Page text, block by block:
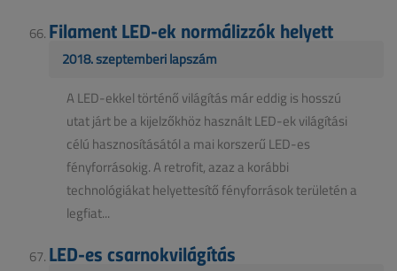
Filament LED-ek normálizzók helyett
2018. szeptemberi lapszám
A LED-ekkel történő világítás már eddig is hosszú
utat járt be a kijelzőkhöz használt LED-ek világítási
célú hasznosításától a mai korszerű LED-es
fényforrásokig. A retrofit, azaz a korábbi
technológiákat helyettesítő fényforrások területén a
legfiat...
LED-es csarnokvilágítás